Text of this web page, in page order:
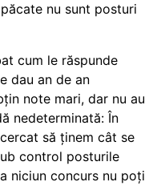
nu sunt posturi
cum le răspunde
dau an de an
note mari, dar nu au
nedeterminată: În
să ținem cât se
control posturile
niciun concurs nu poți